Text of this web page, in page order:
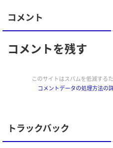
コメント
コメントを残す
このサイトはスパムを低減する
コメントデータの処理方法の
トラックバック